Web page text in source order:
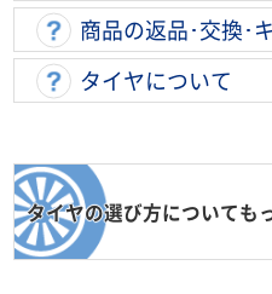
商品の返品･交換･
タイヤについて
タイヤの選び方についても